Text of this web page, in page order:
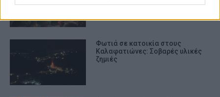
Φωτιά σε κατοικία στους
Καλαφατιώνες: Σοβαρές υλικές
ζημιές